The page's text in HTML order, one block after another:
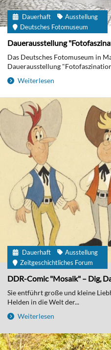
Dauerhaft
Ausstellung
Deutsches Fotomuseum
Dauerausstellung
Das Deutsches Fotomuseum in
Dauerausstellung
Weiterlesen
Dauerhaft
Ausstellung
Zeitgeschichtliches Forum
DDR-Comic "Mosaik" – Dig,
Sie entführt große und kleine
Helden in die Welt der...
Weiterlesen